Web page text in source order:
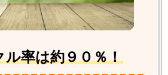
ル率は約９０％！